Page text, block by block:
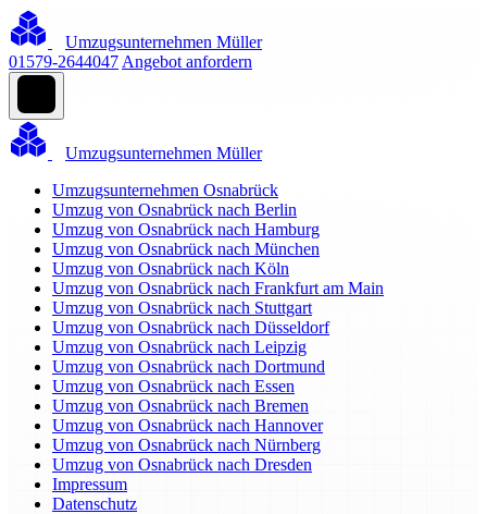
Umzugsunternehmen Müller
01579-2644047 Angebot anfordern
Umzugsunternehmen Müller
Umzugsunternehmen Osnabrück
Umzug von Osnabrück nach Berlin
Umzug von Osnabrück nach Hamburg
Umzug von Osnabrück nach München
Umzug von Osnabrück nach Köln
Umzug von Osnabrück nach Frankfurt am Main
Umzug von Osnabrück nach Stuttgart
Umzug von Osnabrück nach Düsseldorf
Umzug von Osnabrück nach Leipzig
Umzug von Osnabrück nach Dortmund
Umzug von Osnabrück nach Essen
Umzug von Osnabrück nach Bremen
Umzug von Osnabrück nach Hannover
Umzug von Osnabrück nach Nürnberg
Umzug von Osnabrück nach Dresden
Impressum
Datenschutz